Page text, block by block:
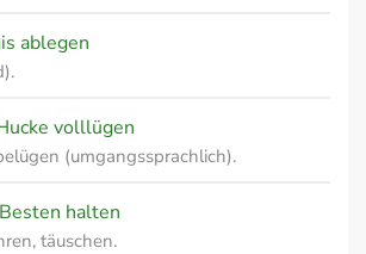
ablegen
volllügen
(umgangssprachlich).
halten
täuschen.